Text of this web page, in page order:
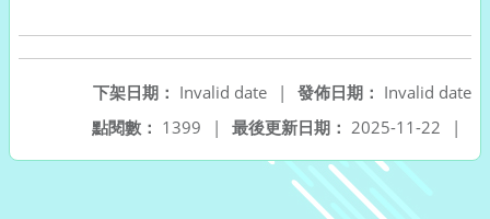
發佈日期： Invalid date
下架日期： Invalid date
|
最後更新日期： 2025-11-22 |
點閱數： 1399 |